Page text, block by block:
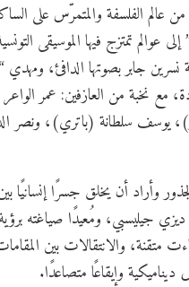
عالم الفلسفة والمتمرّس على
عوالم تمتزج فيها الموسيقى التونسية
نسرين جابر بصوتها الدافئ، ومهدي
مع نخبة من العازفين: عمر الواعر
يوسف سلطانة (باتري)، ونصر
وأراد أن يخلق جسرًا إنسانيًا
جيليسبي، ومُعيدًا صياغته
متقنة، والانتقالات بين
وإيقاعًا متصاعدًا.